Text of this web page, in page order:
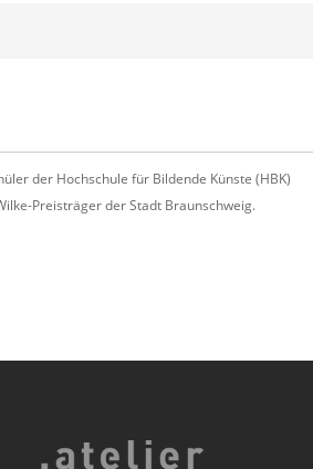
der Hochschule für Bildende Künste (HBK)
Preisträger der Stadt Braunschweig.